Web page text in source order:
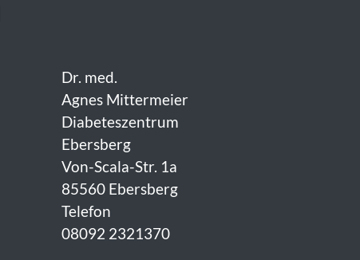
Dr. med.
Agnes Mittermeier
Diabeteszentrum
Ebersberg
Von-Scala-Str. 1a
85560 Ebersberg
Telefon
08092 2321370